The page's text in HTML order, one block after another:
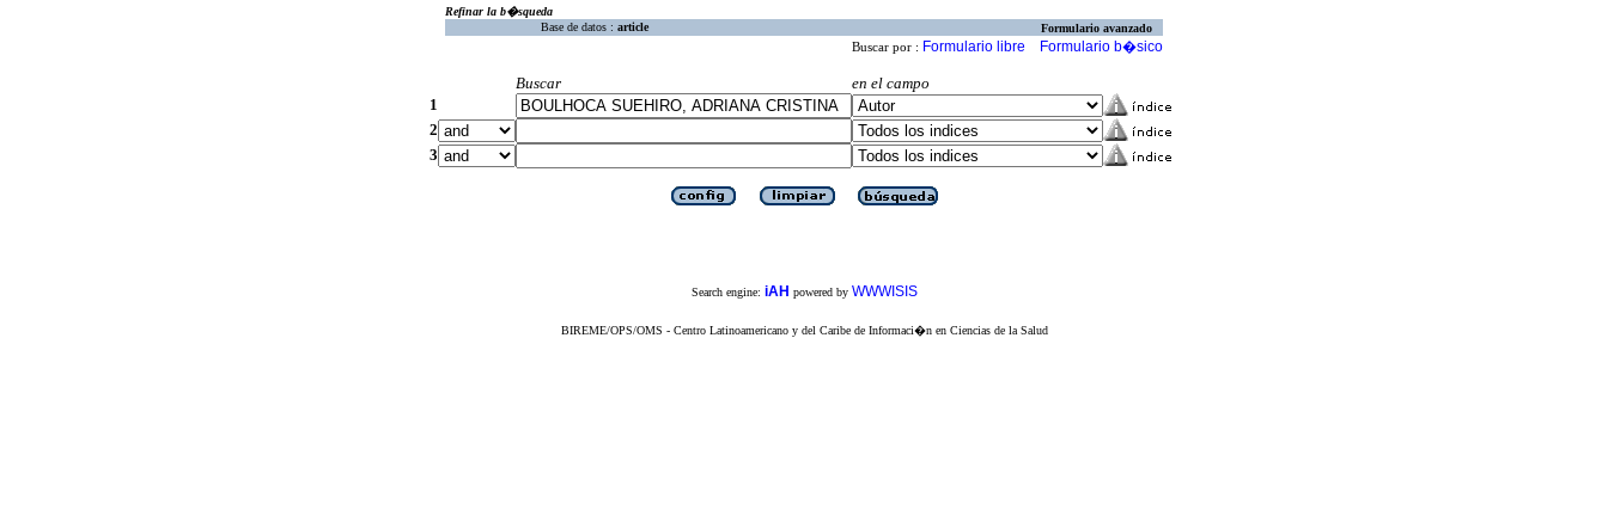
Refinar la b�squeda
Base de datos : article Formulario avanzado
Buscar por : Formulario libre Formulario b�sico
Buscar
en el campo
1
2
3
Search engine: iAH powered by WWWISIS
BIREME/OPS/OMS - Centro Latinoamericano y del Caribe de Informaci�n en Ciencias de la Salud